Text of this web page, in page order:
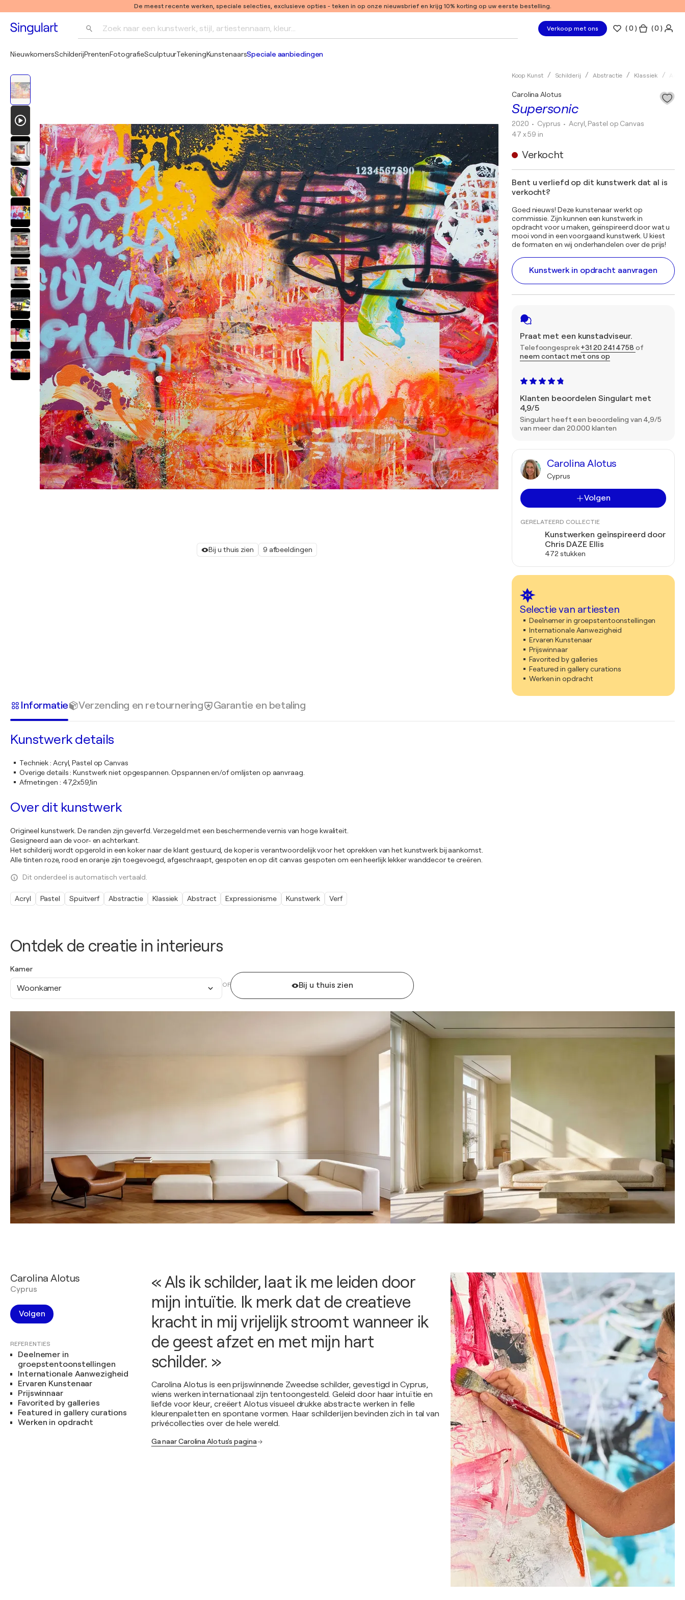
De meest recente werken, speciale selecties, exclusieve opties - teken in op onze nieuwsbrief en krijg 10% korting op uw eerste bestelling.
Zoek naar een kunstwerk, stijl, artiestennaam, kleur... Verkoop met ons (0 ) ( 0 )
NieuwkomersSchilderijPrentenFotografieSculptuurTekeningKunstenaarsSpeciale aanbiedingen
Bij u thuis zien 9 afbeeldingen
Koop Kunst Schilderij Abstractie Klassiek Acryl
Supersonic
Carolina Alotus
2020 • Cyprus •Acryl, Pastel op Canvas
47 x 59 in
Verkocht
Bent u verliefd op dit kunstwerk dat al is
verkocht?
Goed nieuws! Deze kunstenaar werkt op
commissie. Zijn kunnen een kunstwerk in
opdracht voor u maken, geïnspireerd door wat u
mooi vond in een voorgaand kunstwerk. U kiest
de formaten en wij onderhandelen over de prijs!
Kunstwerk in opdracht aanvragen
Praat met een kunstadviseur.
Telefoongesprek+31 20 241 4758 of
neem contact met ons op
Klanten beoordelen Singulart met
4,9/5
Singulart heeft een beoordeling van 4,9/5
van meer dan 20.000 klanten
Carolina Alotus
Cyprus
Volgen
GERELATEERD COLLECTIE
Kunstwerken geïnspireerd door
Chris DAZE Ellis
472 stukken
Selectie van artiesten
Deelnemer in groepstentoonstellingen
Internationale Aanwezigheid
Ervaren Kunstenaar
Prijswinnaar
Favorited by galleries
Featured in gallery curations
Werken in opdracht
Ontdek de creatie in interieurs
Kamer
Woonkamer OF Bij u thuis zien
Informatie Verzending en retournering Garantie en betaling
Kunstwerk details
Techniek: Acryl, Pastel op Canvas
Overige details:Kunstwerk niet opgespannen. Opspannen en/of omlijsten op aanvraag.
Afmetingen : 47,2x59,1in
Over dit kunstwerk
Origineel kunstwerk. De randen zijn geverfd. Verzegeld met een beschermende vernis van hoge kwaliteit.
Gesigneerd aan de voor- en achterkant.
Het schilderij wordt opgerold in een koker naar de klant gestuurd, de koper is verantwoordelijk voor het oprekken van het kunstwerk bij aankomst.
Alle tinten roze, rood en oranje zijn toegevoegd, afgeschraapt, gespoten en op dit canvas gespoten om een heerlijk lekker wanddecor te creëren.
Dit onderdeel is automatisch vertaald.
Acryl Pastel Spuitverf Abstractie Klassiek Abstract Expressionisme Kunstwerk Verf
Carolina Alotus
Cyprus
Volgen
REFERENTIES
Deelnemer in
groepstentoonstellingen
Internationale Aanwezigheid
Ervaren Kunstenaar
Prijswinnaar
Favorited by galleries
Featured in gallery curations
Werken in opdracht
« Als ik schilder, laat ik me leiden door
mijn intuïtie. Ik merk dat de creatieve
kracht in mij vrijelijk stroomt wanneer ik
de geest afzet en met mijn hart
schilder. »
Carolina Alotus is een prijswinnende Zweedse schilder, gevestigd in Cyprus,
wiens werken internationaal zijn tentoongesteld. Geleid door haar intuïtie en
liefde voor kleur, creëert Alotus visueel drukke abstracte werken in felle
kleurenpaletten en spontane vormen. Haar schilderijen bevinden zich in tal van
privécollecties over de hele wereld.
Ga naar Carolina Alotus's pagina